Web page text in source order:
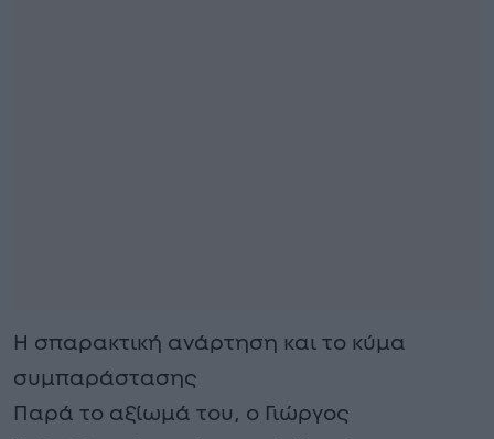
Η σπαρακτική ανάρτηση και το κύμα
συμπαράστασης
Παρά το αξίωμά του, ο Γιώργος